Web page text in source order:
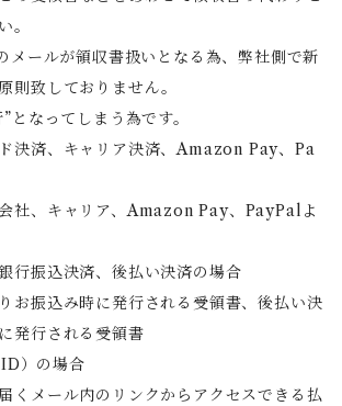
。
メールが領収書扱いとなる為、弊社側で新
則致しておりません。
となってしまう為です。
決済、キャリア決済、Amazon Pay、Pa
社、キャリア、Amazon Pay、PayPalよ
行振込決済、後払い決済の場合
お振込み時に発行される受領書、後払い決
発行される受領書
）の場合
くメール内のリンクからアクセスできる払